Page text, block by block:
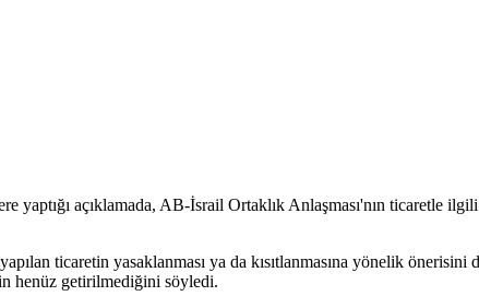
açıklamada, AB-İsrail Ortaklık Anlaşması'nın ticaretle ilgili
ticaretin yasaklanması ya da kısıtlanmasına yönelik önerisini
henüz getirilmediğini söyledi.